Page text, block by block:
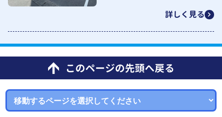
詳しく見る
このページの先頭へ戻る